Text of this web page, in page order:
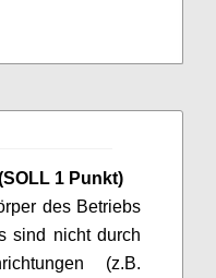
1 Punkt)
des Betriebs
sind nicht durch
(z.B.